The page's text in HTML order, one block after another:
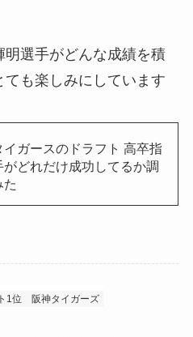
選手がどんな成績を積
も楽しみにしています
イガースのドラフト 高卒指
がどれだけ成功してるか調
た
1位 阪神タイガーズ